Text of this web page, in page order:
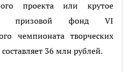
проекта или крутое
призовой фонд VI
чемпионата творческих
36 млн рублей.